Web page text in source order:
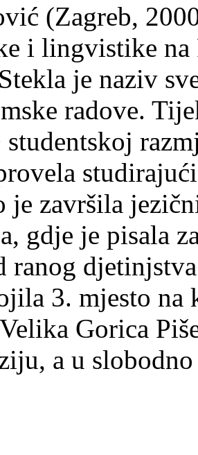
(Zagreb,
i lingvistike
je naziv
radove.
studentskoj
je završila
gdje je pisala
ranog
3. mjesto na
Gorica
a u